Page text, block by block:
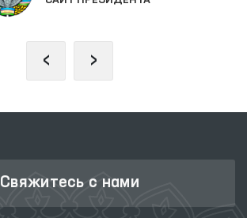
‹ ›
Свяжитесь с нами